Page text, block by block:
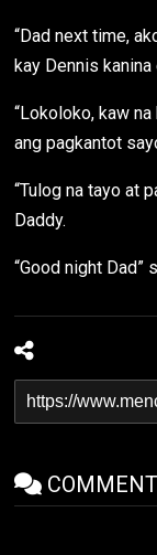
“Dad next time,
kay Dennis kanina
“Lokoloko, kaw
ang pagkantot
“Tulog na tayo at
Daddy.
“Good night Dad”